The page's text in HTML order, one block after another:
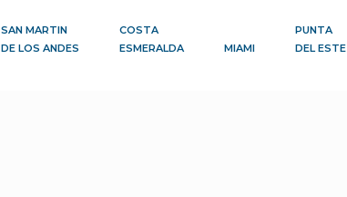
SAN MARTIN
DE LOS ANDES
COSTA
ESMERALDA
MIAMI
PUNTA
DEL ESTE